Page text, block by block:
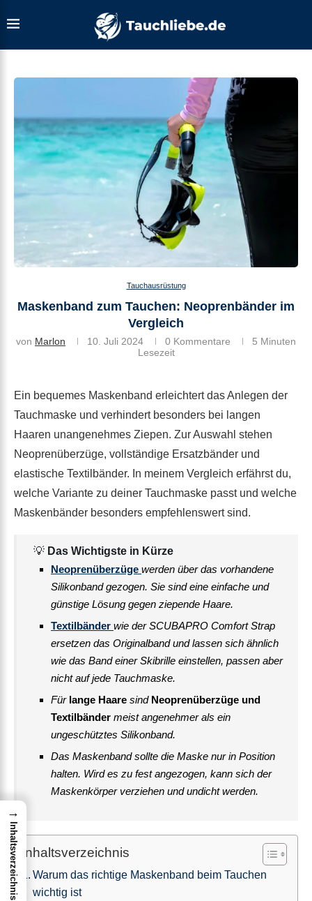
Tauchausrüstung
Maskenband zum Tauchen: Neoprenbänder im
Vergleich
von Marlon 10. Juli 2024 0 Kommentare
5 Minuten
Lesezeit
Ein bequemes Maskenband erleichtert das Anlegen der
Tauchmaske und verhindert besonders bei langen
Haaren unangenehmes Ziepen. Zur Auswahl stehen
Neoprenüberzüge, vollständige Ersatzbänder und
elastische Textilbänder. In meinem Vergleich erfährst du,
welche Variante zu deiner Tauchmaske passt und welche
Maskenbänder besonders empfehlenswert sind.
💡 Das Wichtigste in Kürze
Neoprenüberzüge werden über das vorhandene
Silikonband gezogen. Sie sind eine einfache und
günstige Lösung gegen ziepende Haare.
Textilbänder wie der SCUBAPRO Comfort Strap
ersetzen das Originalband und lassen sich ähnlich
wie das Band einer Skibrille einstellen, passen aber
nicht auf jede Tauchmaske.
Für lange Haare sind Neoprenüberzüge und
Textilbänder meist angenehmer als ein
ungeschütztes Silikonband.
Das Maskenband sollte die Maske nur in Position
halten. Wird es zu fest angezogen, kann sich der
Maskenkörper verziehen und undicht werden.
Inhaltsverzeichnis
Warum das richtige Maskenband beim Tauchen
wichtig ist
→
Inhaltsverzeichnis